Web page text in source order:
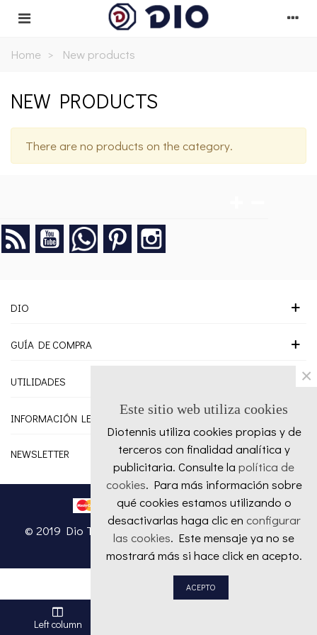
Home > New products
NEW PRODUCTS
There are no products on the category.
Rss YouTubeGoogle +Pinterest
DIO
GUÍA DE COMPRA
UTILIDADES
INFORMACIÓN LEGAL
NEWSLETTER
© 2019 Dio Tennis Powered by Doctores Web ™. All
Rights Reserved
Left column
Este sitio web utiliza cookies
Diotennis utiliza cookies propias y de
terceros con finalidad analítica y
publicitaria. Consulte la política de
cookies. Para más información sobre
qué cookies estamos utilizando o
desactivarlas haga clic en configurar
las cookies. Este mensaje ya no se
mostrará más si hace click en acepto.
ACEPTO
×